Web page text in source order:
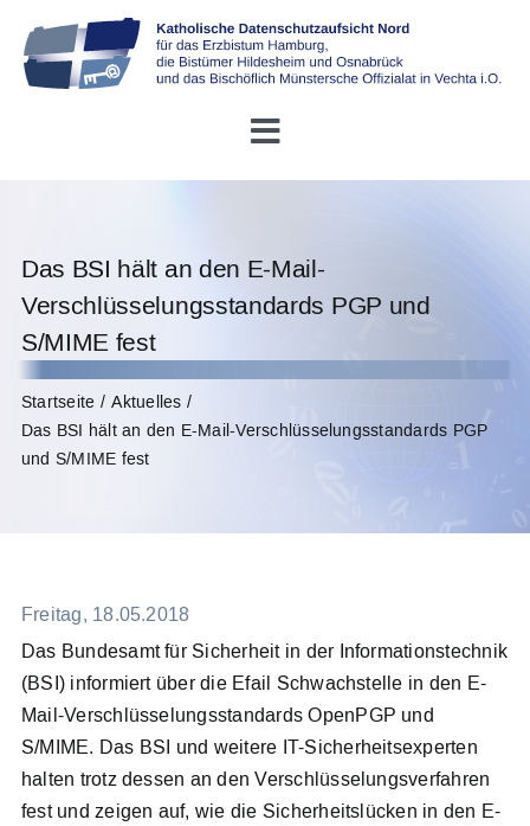
content
Toggle
Navigation
Über uns
Konferenz DDSB
Rechtliches
Kontakt
Search
for:
Das BSI hält an den E-Mail-
Verschlüsselungsstandards PGP und
S/MIME fest
Startseite
Aktuelles
Das BSI hält an den E-Mail-Verschlüsselungsstandards PGP
und S/MIME fest
Freitag, 18.05.2018
Das Bundesamt für Sicherheit in der Informationstechnik
(BSI) informiert über die Efail Schwachstelle in den E-
Mail-Verschlüsselungsstandards OpenPGP und
S/MIME. Das BSI und weitere IT-Sicherheitsexperten
halten trotz dessen an den Verschlüsselungsverfahren
fest und zeigen auf, wie die Sicherheitslücken in den E-